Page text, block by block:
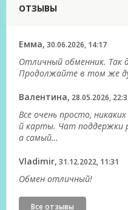
ОТЗЫВЫ
Емма, 30.06.2026, 14:17
Отличный обменник. Так
Продолжайте в том же
Валентина, 28.05.2026,
Все очень просто,
й карты. Чат поддержки
а самый…
Vladimir, 31.12.2022, 11:31
Обмен отличный!
Все отзывы